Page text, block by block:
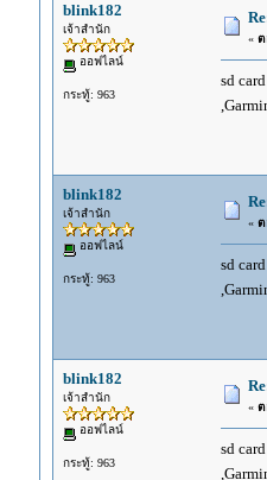
blink182
เจ้าสำนัก
ออฟไลน์
กระทู้: 963
« ต
sd
blink182
เจ้าสำนัก
ออฟไลน์
กระทู้: 963
« ต
sd
blink182
เจ้าสำนัก
ออฟไลน์
กระทู้: 963
« ต
sd